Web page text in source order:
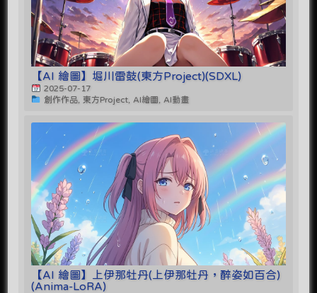
【AI 繪圖】堀川雷鼓(東方Project)(SDXL)
2025-07-17
創作作品, 東方Project, AI繪圖, AI動畫
【AI 繪圖】上伊那牡丹(上伊那牡丹，醉姿如百合)
(Anima-LoRA)